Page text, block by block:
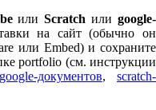
илиScratch или google-
на сайт (обычно он
или Embed) и сохраните
port­fo­lio (см. инструкции
google-документов,scratch-